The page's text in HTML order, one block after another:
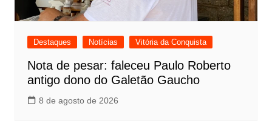
Destaques Notícias Vitória da Conquista
Nota de pesar: faleceu Paulo Roberto
antigo dono do Galetão Gaucho
8 de agosto de 2026